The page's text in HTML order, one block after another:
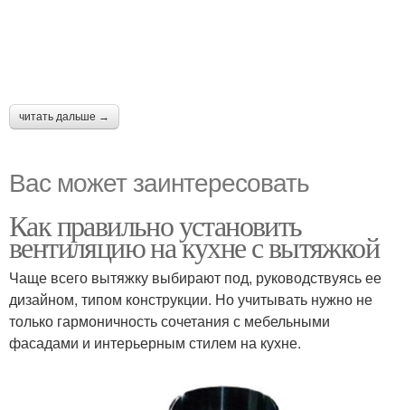
читать дальше →
Вас может заинтересовать
Как правильно установить
вентиляцию на кухне с вытяжкой
Чаще всего вытяжку выбирают под, руководствуясь ее
дизайном, типом конструкции. Но учитывать нужно не
только гармоничность сочетания с мебельными
фасадами и интерьерным стилем на кухне.